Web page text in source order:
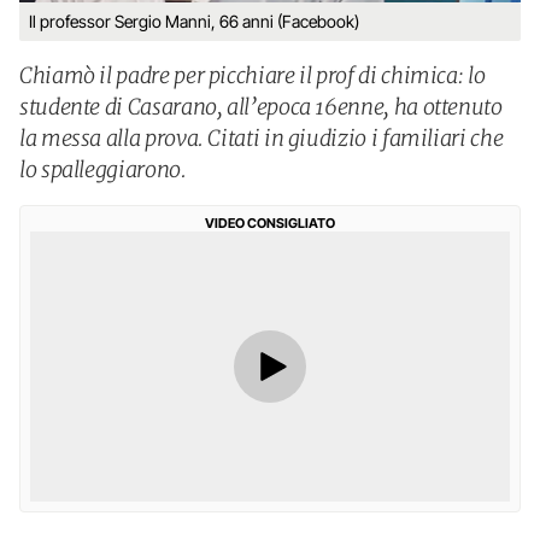
Il professor Sergio Manni, 66 anni (Facebook)
Chiamò il padre per picchiare il prof di chimica: lo
studente di Casarano, all’epoca 16enne, ha ottenuto
la messa alla prova. Citati in giudizio i familiari che
lo spalleggiarono.
VIDEO CONSIGLIATO